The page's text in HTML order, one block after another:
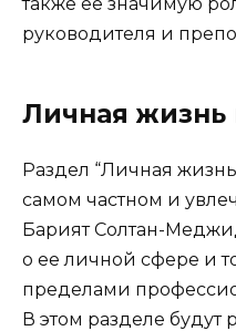
руководителя и
Личная жизнь
Раздел “Личная
самом частном и
Барият Солтан-
о ее личной сфере и
пределами
В этом разделе будут